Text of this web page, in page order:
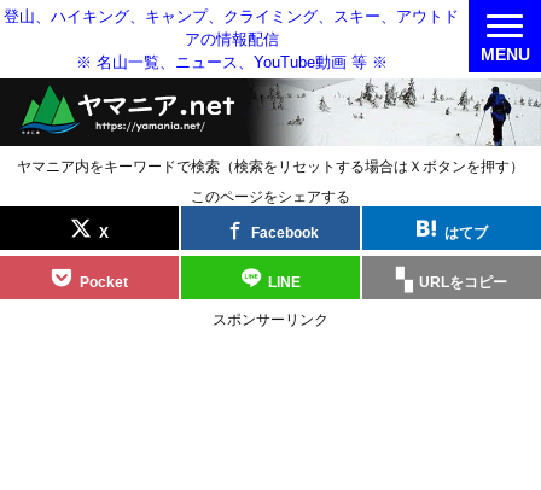
登山、ハイキング、キャンプ、クライミング、スキー、アウトド
アの情報配信
※ 名山一覧、ニュース、YouTube動画 等 ※
ヤマニア内をキーワードで検索（検索をリセットする場合はＸボタンを押す）
MENU
このページをシェアする
X Facebook はてブ
Pocket LINE URLをコピー
スポンサーリンク